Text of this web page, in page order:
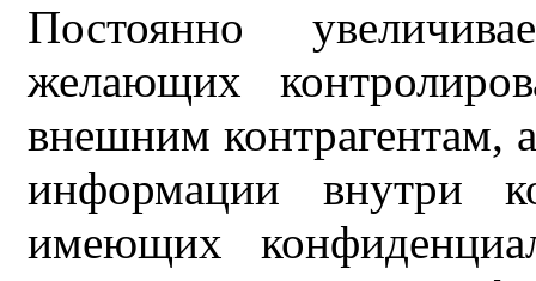
Постоянно
желающих
внешним контрагентам,
информации внутри
имеющих